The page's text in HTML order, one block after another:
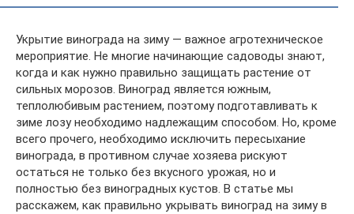
Укрытие винограда на зиму — важное агротехническое
мероприятие. Не многие начинающие садоводы знают,
когда и как нужно правильно защищать растение от
сильных морозов. Виноград является южным,
теплолюбивым растением, поэтому подготавливать к
зиме лозу необходимо надлежащим способом. Но, кроме
всего прочего, необходимо исключить пересыхание
винограда, в противном случае хозяева рискуют
остаться не только без вкусного урожая, но и
полностью без виноградных кустов. В статье мы
расскажем, как правильно укрывать виноград на зиму в